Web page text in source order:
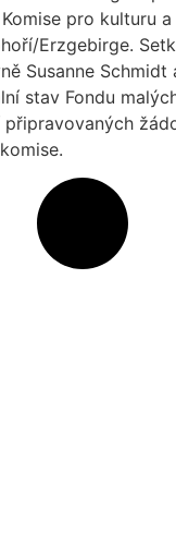
pro kulturu
Erzgebirge.
Susanne Schmidt
stav Fondu